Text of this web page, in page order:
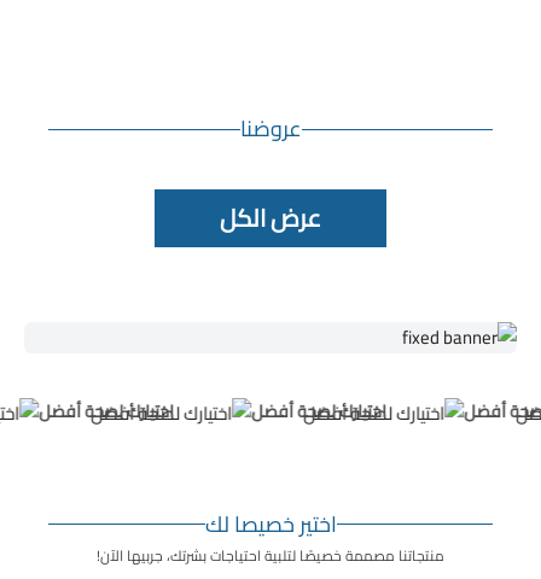
عروضنا
عرض الكل
أفضل اختيارك لصحة أفضل اختيارك لصحة أفضل
اختير خصيصا لك
منتجاتنا مصممة خصيصًا لتلبية احتياجات بشرتك، جربيها الآن!